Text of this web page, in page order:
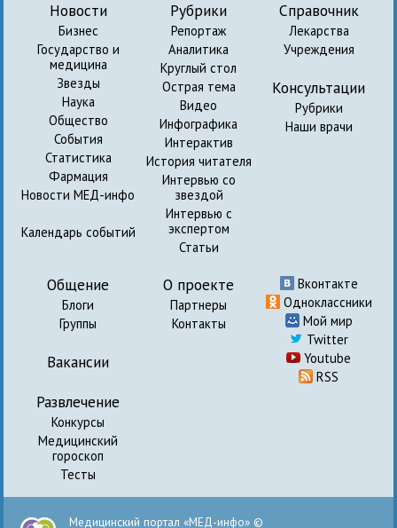
Новости
Бизнес
Государство и
медицина
Звезды
Наука
Общество
События
Статистика
Фармация
Новости МЕД-инфо
Календарь событий
Рубрики
Репортаж
Аналитика
Круглый стол
Острая тема
Видео
Инфографика
Интерактив
История читателя
Интервью со
звездой
Интервью с
экспертом
Статьи
Справочник
Лекарства
Учреждения
Консультации
Рубрики
Наши врачи
Общение
Блоги
Группы
Вакансии
Развлечение
Конкурсы
Медицинский
гороскоп
Тесты
О проекте
Партнеры
Контакты
Вконтакте
Одноклассники
Мой мир
Twitter
Youtube
RSS
Медицинский портал «МЕД-инфо» ©